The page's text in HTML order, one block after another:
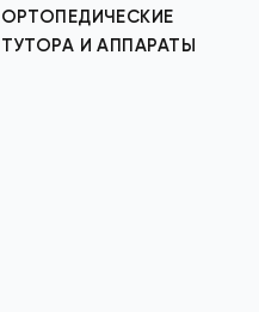
ОРТОПЕДИЧЕСКИЕ
ТУТОРА И АППАРАТЫ